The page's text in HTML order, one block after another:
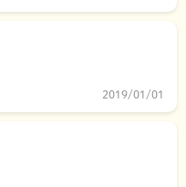
2019/01/01